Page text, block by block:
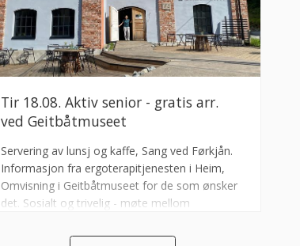
Tir 18.08. Aktiv senior - gratis arr.
ved Geitbåtmuseet
Servering av lunsj og kaffe, Sang ved Førkjån.
Informasjon fra ergoterapitjenesten i Heim,
Omvisning i Geitbåtmuseet for de som ønsker
det. Sosialt og trivelig - møte mellom